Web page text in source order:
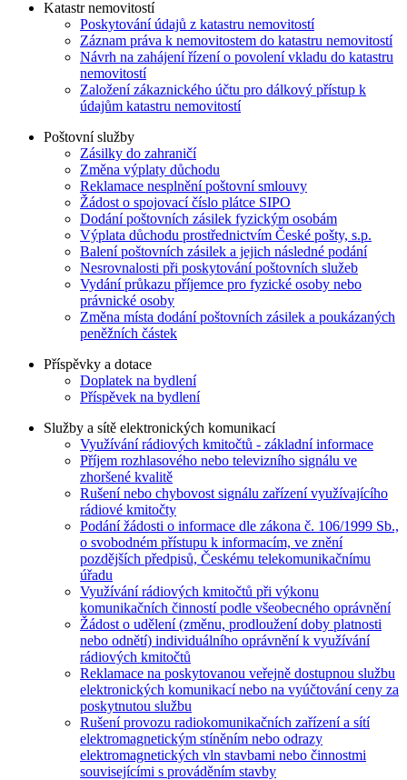
Katastr nemovitostí
Poskytování údajů z katastru nemovitostí
Záznam práva k nemovitostem do katastru nemovitostí
Návrh na zahájení řízení o povolení vkladu do katastru
nemovitostí
Založení zákaznického účtu pro dálkový přístup k
údajům katastru nemovitostí
Poštovní služby
Zásilky do zahraničí
Změna výplaty důchodu
Reklamace nesplnění poštovní smlouvy
Žádost o spojovací číslo plátce SIPO
Dodání poštovních zásilek fyzickým osobám
Výplata důchodu prostřednictvím České pošty, s.p.
Balení poštovních zásilek a jejich následné podání
Nesrovnalosti při poskytování poštovních služeb
Vydání průkazu příjemce pro fyzické osoby nebo
právnické osoby
Změna místa dodání poštovních zásilek a poukázaných
peněžních částek
Příspěvky a dotace
Doplatek na bydlení
Příspěvek na bydlení
Služby a sítě elektronických komunikací
Využívání rádiových kmitočtů - základní informace
Příjem rozhlasového nebo televizního signálu ve
zhoršené kvalitě
Rušení nebo chybovost signálu zařízení využívajícího
rádiové kmitočty
Podání žádosti o informace dle zákona č. 106/1999 Sb.,
o svobodném přístupu k informacím, ve znění
pozdějších předpisů, Českému telekomunikačnímu
úřadu
Využívání rádiových kmitočtů při výkonu
komunikačních činností podle všeobecného oprávnění
Žádost o udělení (změnu, prodloužení doby platnosti
nebo odnětí) individuálního oprávnění k využívání
rádiových kmitočtů
Reklamace na poskytovanou veřejně dostupnou službu
elektronických komunikací nebo na vyúčtování ceny za
poskytnutou službu
Rušení provozu radiokomunikačních zařízení a sítí
elektromagnetickým stíněním nebo odrazy
elektromagnetických vln stavbami nebo činnostmi
souvisejícími s prováděním stavby